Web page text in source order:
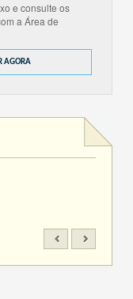
e consulte os
a Área de
AGORA